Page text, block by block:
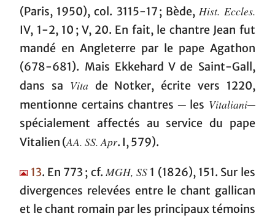
(Paris, 1950), col. 3115-17 ; Bède, Hist. Eccles.
IV, 1-2, 10 ; V, 20. En fait, le chantre Jean fut
mandé en Angleterre par le pape Agathon
(678-681). Mais Ekkehard V de Saint-Gall,
dans sa Vita de Notker, écrite vers 1220,
mentionne certains chantres ─ les Vitaliani─
spécialement affectés au service du pape
Vitalien (AA. SS. Apr. I, 579).
13. En 773 ; cf.MGH, SS 1 (1826), 151. Sur les
divergences relevées entre le chant gallican
et le chant romain par les principaux témoins